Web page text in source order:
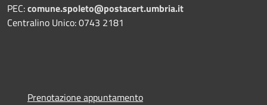
PEC:comune.spoleto@postacert.umbria.it
Centralino Unico: 0743 2181
Prenotazione appuntamento